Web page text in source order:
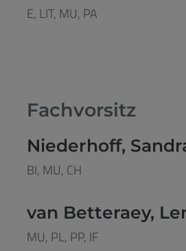
E, LIT, MU, PA
Fachvorsitz
Niederhoff,
BI, MU, CH
van Betteraey,
MU, PL, PP, IF